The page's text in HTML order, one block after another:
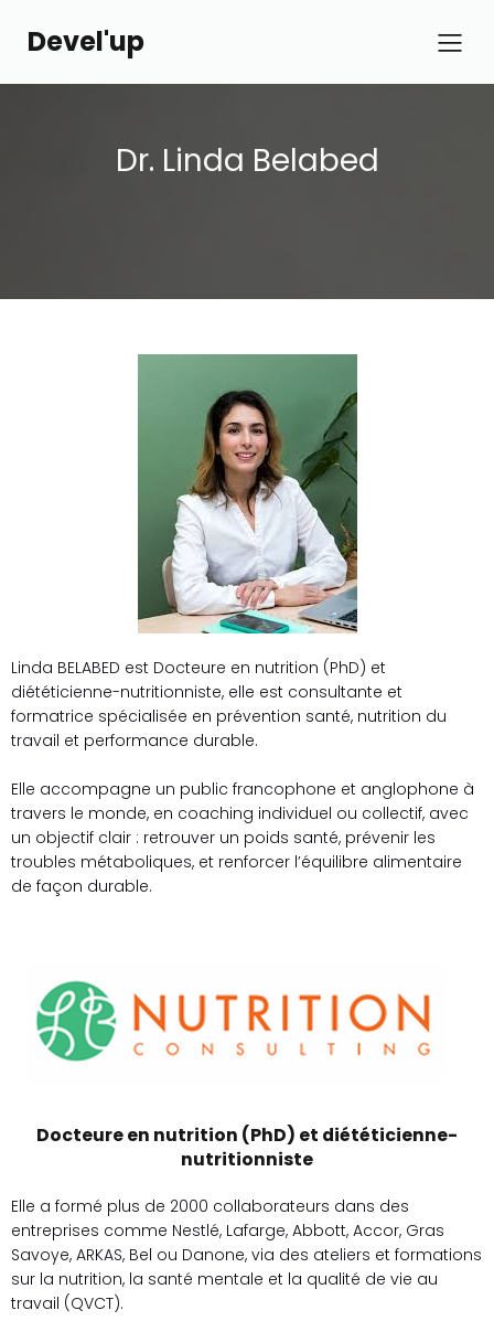
Devel'up
Dr. Linda Belabed
Linda BELABED est Docteure en nutrition (PhD) et
diététicienne-nutritionniste, elle est consultante et
formatrice spécialisée en prévention santé, nutrition du
travail et performance durable.
Elle accompagne un public francophone et anglophone à
travers le monde, en coaching individuel ou collectif, avec
un objectif clair : retrouver un poids santé, prévenir les
troubles métaboliques, et renforcer l’équilibre alimentaire
de façon durable.
Docteure en nutrition (PhD) et diététicienne-
nutritionniste
Elle a formé plus de 2000 collaborateurs dans des
entreprises comme Nestlé, Lafarge, Abbott, Accor, Gras
Savoye, ARKAS, Bel ou Danone, via des ateliers et formations
sur la nutrition, la santé mentale et la qualité de vie au
travail (QVCT).